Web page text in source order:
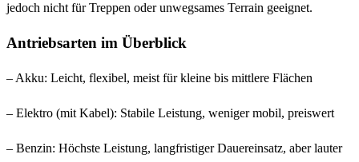
jedoch nicht für Treppen oder unwegsames Terrain geeignet.
Antriebsarten im Überblick
– Akku: Leicht, flexibel, meist für kleine bis mittlere Flächen
– Elektro (mit Kabel): Stabile Leistung, weniger mobil, preiswert
– Benzin: Höchste Leistung, langfristiger Dauereinsatz, aber lauter